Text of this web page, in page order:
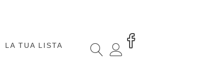
LA TUA LISTA